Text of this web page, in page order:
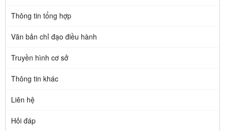
Thông tin tổng hợp
Văn bản chỉ đạo điều hành
Truyền hình cơ sở
Thông tin khác
Liên hệ
Hỏi đáp